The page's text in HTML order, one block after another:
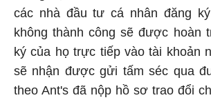
các nhà đầu tư cá nhân đăng
không thành công sẽ được hoàn
ký của họ trực tiếp vào tài khoản
sẽ nhận được gửi tấm séc qua
theo Ant's đã nộp hồ sơ trao đổi